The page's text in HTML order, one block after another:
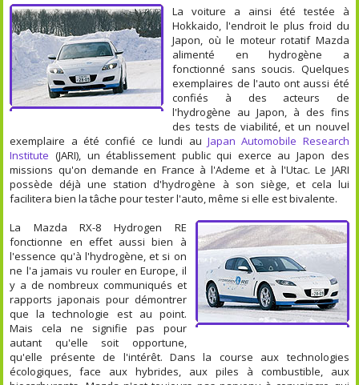
La voiture a ainsi été testée à
Hokkaido, l'endroit le plus froid du
Japon, où le moteur rotatif Mazda
alimenté en hydrogène a
fonctionné sans soucis. Quelques
exemplaires de l'auto ont aussi été
confiés à des acteurs de
l'hydrogène au Japon, à des fins
des tests de viabilité, et un nouvel
exemplaire a été confié ce lundi au Japan Automobile Research
Institute (JARI), un établissement public qui exerce au Japon des
missions qu'on demande en France à l'Ademe et à l'Utac. Le JARI
possède déjà une station d'hydrogène à son siège, et cela lui
facilitera bien la tâche pour tester l'auto, même si elle est bivalente.
La Mazda RX-8 Hydrogen RE
fonctionne en effet aussi bien à
l'essence qu'à l'hydrogène, et si on
ne l'a jamais vu rouler en Europe, il
y a de nombreux communiqués et
rapports japonais pour démontrer
que la technologie est au point.
Mais cela ne signifie pas pour
autant qu'elle soit opportune,
qu'elle présente de l'intérêt. Dans la course aux technologies
écologiques, face aux hybrides, aux piles à combustible, aux